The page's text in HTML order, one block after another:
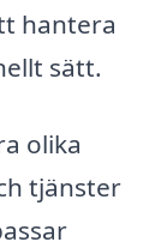
hantera
sätt.
olika
tjänster